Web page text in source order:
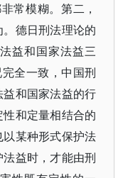
常模糊。第二，
德日刑法理论的
益和国家法益三
全一致，中国刑
和国家法益的行
和定量相结合的
某种形式保护法
益时，才能由刑